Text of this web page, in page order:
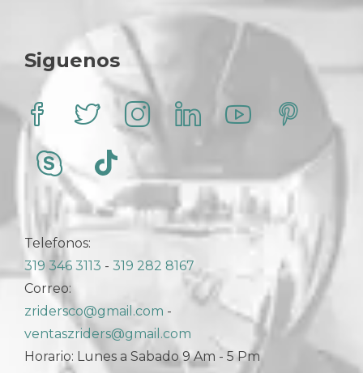
Siguenos
Telefonos:
319 346 3113 - 319 282 8167
Correo:
zridersco@gmail.com -
ventaszriders@gmail.com
Horario: Lunes a Sabado 9 Am - 5 Pm